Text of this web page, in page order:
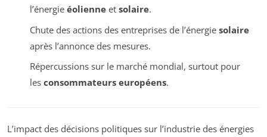
l’énergie éolienneet solaire.
Chute des actions des entreprises de l’énergie solaire
après l’annonce des mesures.
Répercussions sur le marché mondial, surtout pour
les consommateurs européens.
L’impact des décisions politiques sur l’industrie des énergies